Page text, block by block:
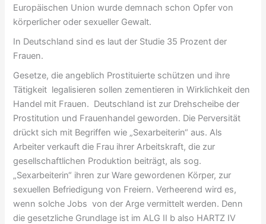
Europäischen Union wurde demnach schon Opfer von
körperlicher oder sexueller Gewalt.
In Deutschland sind es laut der Studie 35 Prozent der
Frauen.
Gesetze, die angeblich Prostituierte schützen und ihre
Tätigkeit legalisieren sollen zementieren in Wirklichkeit den
Handel mit Frauen. Deutschland ist zur Drehscheibe der
Prostitution und Frauenhandel geworden. Die Perversität
drückt sich mit Begriffen wie „Sexarbeiterin“ aus. Als
Arbeiter verkauft die Frau ihrer Arbeitskraft, die zur
gesellschaftlichen Produktion beiträgt, als sog.
„Sexarbeiterin“ ihren zur Ware gewordenen Körper, zur
sexuellen Befriedigung von Freiern. Verheerend wird es,
wenn solche Jobs von der Arge vermittelt werden. Denn
die gesetzliche Grundlage ist im ALG II b also HARTZ IV